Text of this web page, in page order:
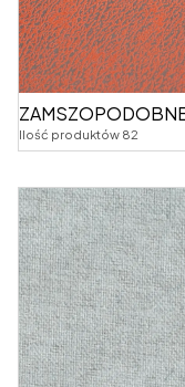
Ilość produktów 82